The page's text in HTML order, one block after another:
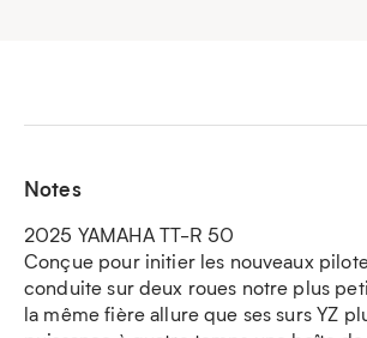
Notes
2025 YAMAHA TT-R 50
Conçue pour initier les nouveaux
conduite sur deux roues notre plus
la même fière allure que ses surs YZ